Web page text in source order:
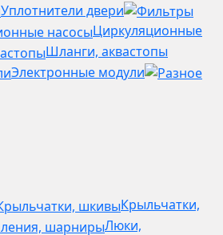
Уплотнители двери
Циркуляционные
Шланги, аквастопы
Электронные модули
Крыльчатки,
Люки,